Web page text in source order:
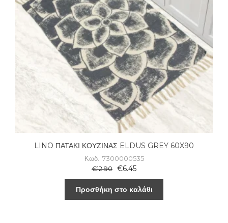
LINO ΠΑΤΑΚΙ ΚΟΥΖΙΝΑΣ ELDUS GREY 60X90
Κωδ.: 7300000535
€12.90 €6.45
Προσθήκη στο καλάθι